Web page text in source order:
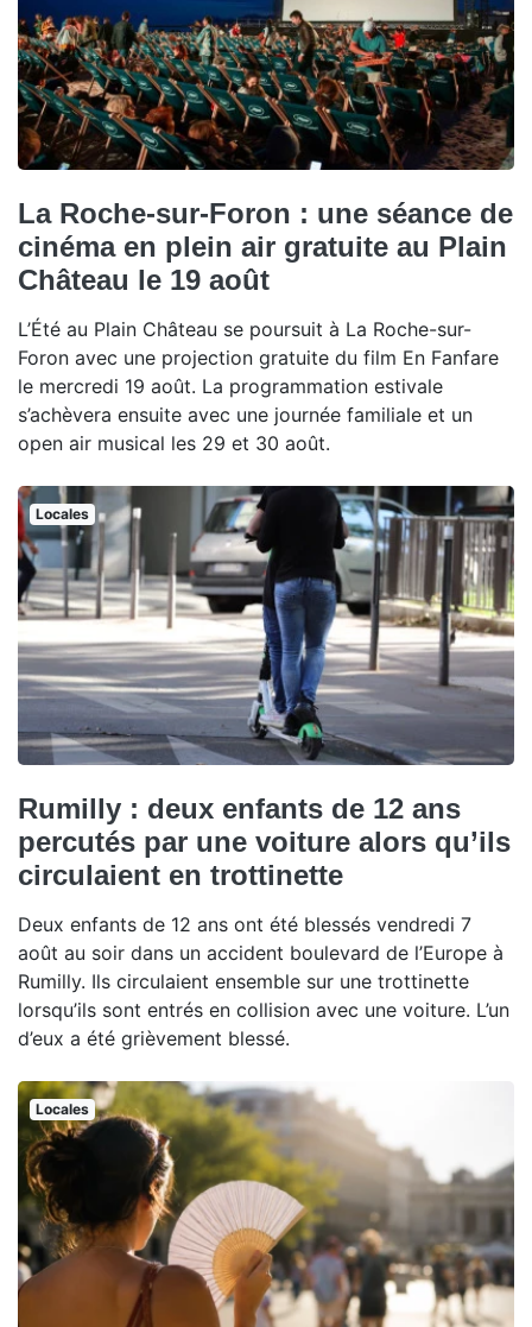
La Roche-sur-Foron : une séance de
cinéma en plein air gratuite au Plain
Château le 19 août
L’Été au Plain Château se poursuit à La Roche-sur-
Foron avec une projection gratuite du film En Fanfare
le mercredi 19 août. La programmation estivale
s’achèvera ensuite avec une journée familiale et un
open air musical les 29 et 30 août.
Locales
Rumilly : deux enfants de 12 ans
percutés par une voiture alors qu’ils
circulaient en trottinette
Deux enfants de 12 ans ont été blessés vendredi 7
août au soir dans un accident boulevard de l’Europe à
Rumilly. Ils circulaient ensemble sur une trottinette
lorsqu’ils sont entrés en collision avec une voiture. L’un
d’eux a été grièvement blessé.
Locales